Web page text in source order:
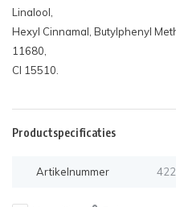
Linalool,
Hexyl Cinnamal, Butylphenyl
11680,
CI 15510.
Productspecificaties
Artikelnummer